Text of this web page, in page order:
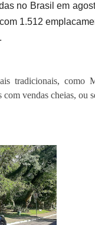
no Brasil em
1.512
tradicionais, como
vendas cheias, ou